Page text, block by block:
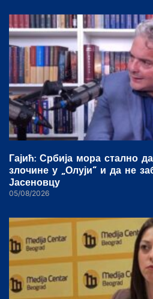
Гајић: Србија мора стално
злочине у „Олуји“ и да не
Јасеновцу
05/08/2026